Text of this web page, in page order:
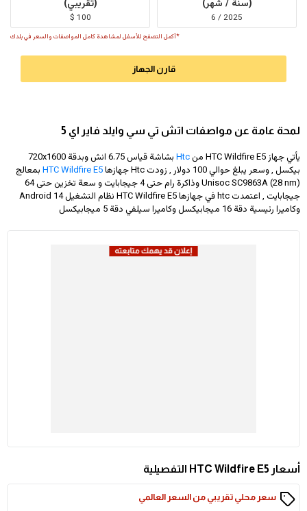
(سنة / شهر)
2025 / 6
(تقريبي)
100 $
*أكمل التصفح للأسفل لمشاهدة كامل المواصفات والسعر في بلدك
قارن الجهاز
لمحة عامة عن مواصفات اتش تي سي وايلد فاير اي 5
يأتي جهاز HTC Wildfire E5 من Htc بشاشة قياس 6.75 انش وبدقة
720x1600
بيكسل , وسعر يبلغ حوالي 100 دولار
, زودت Htc جهازها HTC Wildfire E5 بمعالج
Unisoc SC9863A (28 nm) وذاكرة رام حتى 4 جيجابايت و سعة تخزين حتى 64
جيجابايت , اعتمدت htc في جهازها HTC Wildfire E5 نظام التشغيل Android 14
وكاميرا رئيسية دقة 16 ميجابيكسل وكاميرا سيلفي دقة 5 ميجابيكسل
أسعار HTC Wildfire E5 التفصيلية
سعر محلي تقريبي من السعر العالمي